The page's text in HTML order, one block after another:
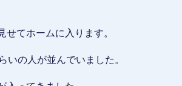
せてホームに入ります。
いの人が並んでいました。